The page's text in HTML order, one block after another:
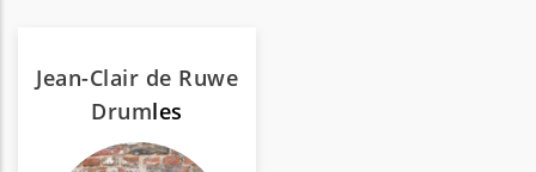
Jean-Clair de Ruwe
Drumles